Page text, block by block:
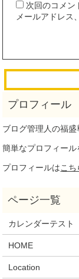
次回のコメン
メールアドレス
ブログ管理人の福盛
簡単なプロフィール
プロフィールはこち
カレンダーテスト
HOME
Location